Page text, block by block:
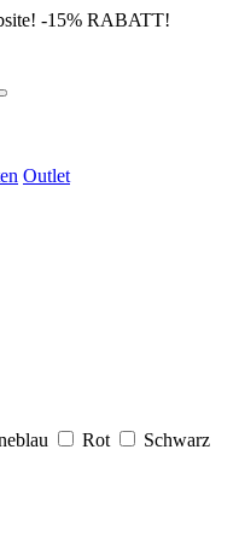
-15% RABATT!
Outlet
Rot
Schwarz